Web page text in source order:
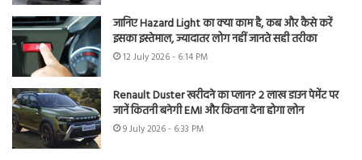
जानिए Hazard Light का क्या काम है, कब और कैसे करें
इसका इस्तेमाल, ज्यादातर लोग नहीं जानते सही तरीका
12 July 2026 - 6:14 PM
Renault Duster खरीदने का प्लान? 2 लाख डाउन पेमेंट पर
जानें कितनी बनेगी EMI और कितना देना होगा लोन
9 July 2026 - 6:33 PM